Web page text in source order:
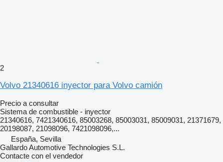
2
Volvo 21340616 inyector para Volvo camión
Precio a consultar
Sistema de combustible - inyector
21340616, 7421340616, 85003268, 85003031, 85009031, 21371679,
20198087, 21098096, 7421098096,...
España, Sevilla
Gallardo Automotive Technologies S.L.
Contacte con el vendedor